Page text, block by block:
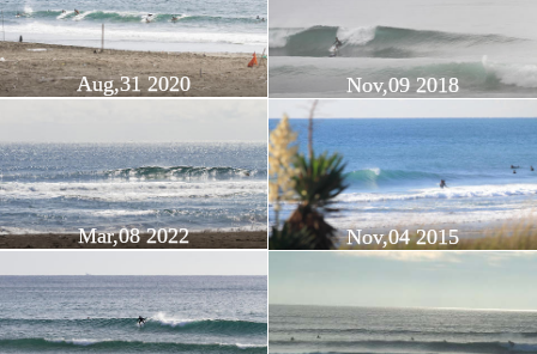
Aug,31 2020 Nov,09 2018
Mar,08 2022 Nov,04 2015